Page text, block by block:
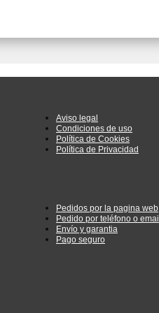
Aviso legal
Condiciones de uso
Política de Cookies
Política de Privacidad
Pedidos por la pagina web
Pedido por teléfono o email
Envío y garantia
Pago seguro